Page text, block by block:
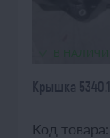
Крышка
Код